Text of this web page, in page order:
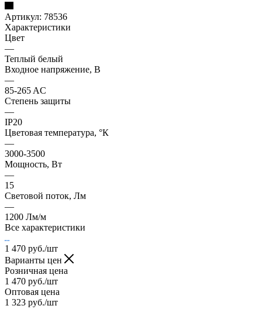
Артикул: 78536
Характеристики
Цвет
—
Теплый белый
Входное напряжение, В
—
85-265 AC
Степень защиты
—
IP20
Цветовая температура, °К
—
3000-3500
Мощность, Вт
—
15
Световой поток, Лм
—
1200 Лм/м
Все характеристики
1 470 руб./шт
Варианты цен
Розничная цена
1 470 руб./шт
Оптовая цена
1 323 руб./шт